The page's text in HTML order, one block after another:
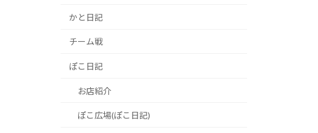
かと日記
チーム戦
ぽこ日記
お店紹介
ぽこ広場(ぽこ日記)